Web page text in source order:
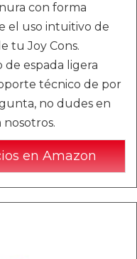
con forma
el uso intuitivo de
tu Joy Cons.
de espada ligera
técnico de por
no dudes en
en Amazon